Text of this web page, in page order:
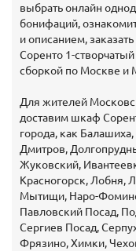
выбрать онлайн
бонифаций,
и описанием,
Соренто 1-
сборкой по Москве и
Для жителей
доставим шкаф
города, как
Дмитров,
Жуковский,
Красногорск, Лобня,
Мытищи, Наро-
Павловский Посад,
Сергиев Посад,
Фрязино, Химки,